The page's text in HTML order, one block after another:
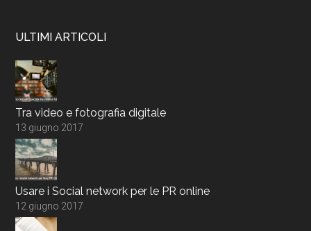
ULTIMI ARTICOLI
Tra video e fotografia digitale
13 giugno 2017
Usare i Social network per le PR online
12 giugno 2017